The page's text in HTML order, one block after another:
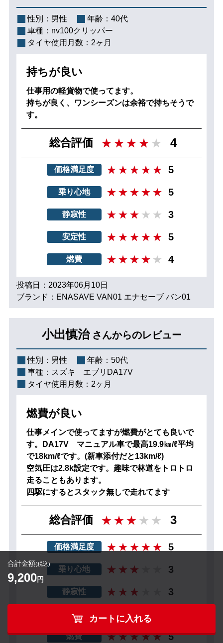
合計金額(税込)
9,200円
カートに入れる
性別： 男性 年齢： 40代
車種： nv100クリッパー
タイヤ使用月数： 2ヶ月
持ちが良い
仕事用の軽貨物で使ってます。
持ちが良く、ワンシーズンは余裕で持ちそうで
す。
総合評価 4
価格満足度 5
乗り心地 5
静寂性 3
安定性 5
燃費 4
投稿日：2023年06月10日
ブランド：ENASAVE VAN01 エナセーブ バン01
小出慎治 さんからのレビュー
性別： 男性 年齢： 50代
車種： スズキ エブリDA17V
タイヤ使用月数： 2ヶ月
燃費が良い
仕事メインで使ってますが燃費がとても良いで
す。DA17V マニュアル車で最高19.9㎞/ℓ平均
で18km/ℓです。(新車添付だと13km/ℓ)
空気圧は2.8k設定です。趣味で林道をトロトロ
走ることもあります。
四駆にするとスタック無しで走れてます
総合評価 3
価格満足度 5
乗り心地 3
静寂性 3
安定性
燃費 5